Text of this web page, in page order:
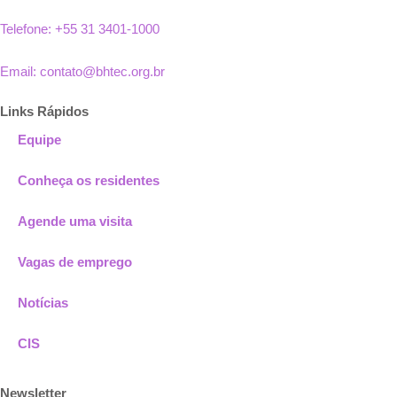
Telefone: +55 31 3401-1000
Email: contato@bhtec.org.br
Links Rápidos
Equipe
Conheça os residentes
Agende uma visita
Vagas de emprego
Notícias
CIS
Newsletter